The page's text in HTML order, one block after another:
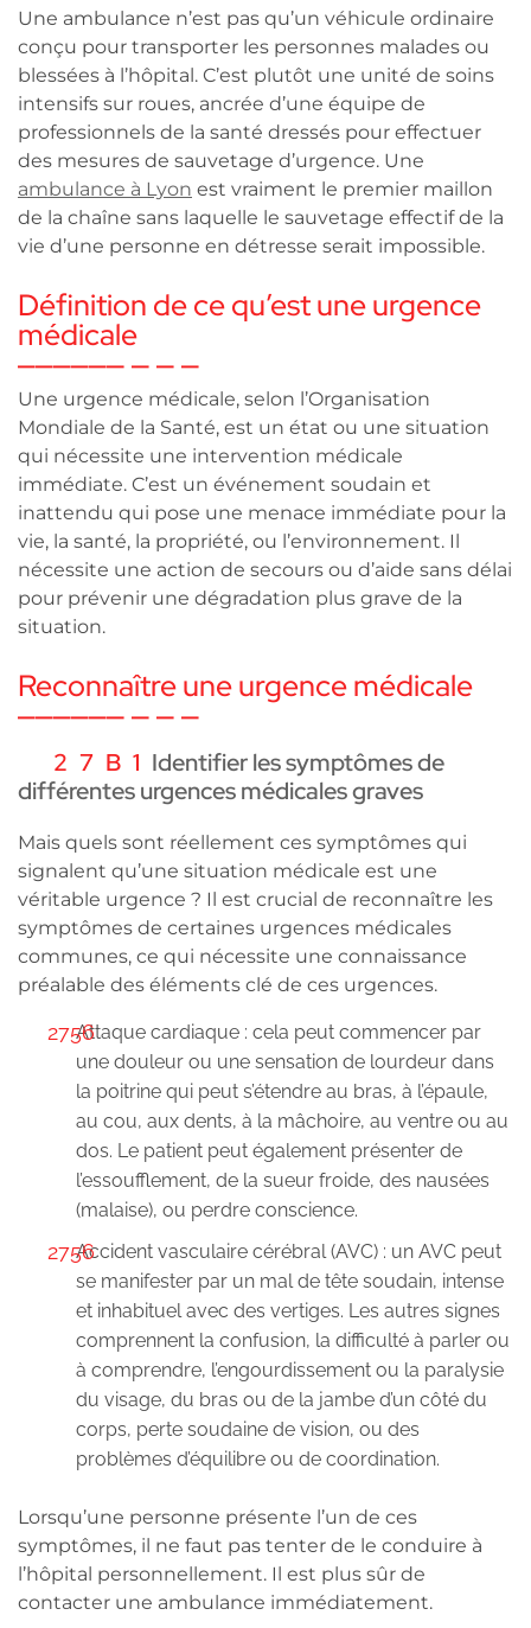
Une ambulance n’est pas qu’un véhicule ordinaire
conçu pour transporter les personnes malades ou
blessées à l’hôpital. C’est plutôt une unité de soins
intensifs sur roues, ancrée d’une équipe de
professionnels de la santé dressés pour effectuer
des mesures de sauvetage d’urgence. Une
ambulance à Lyon est vraiment le premier maillon
de la chaîne sans laquelle le sauvetage effectif de la
vie d’une personne en détresse serait impossible.
Définition de ce qu’est une urgence
médicale
Une urgence médicale, selon l’Organisation
Mondiale de la Santé, est un état ou une situation
qui nécessite une intervention médicale
immédiate. C’est un événement soudain et
inattendu qui pose une menace immédiate pour la
vie, la santé, la propriété, ou l’environnement. Il
nécessite une action de secours ou d’aide sans délai
pour prévenir une dégradation plus grave de la
situation.
Reconnaître une urgence médicale
Identifier les symptômes de
différentes urgences médicales graves
Mais quels sont réellement ces symptômes qui
signalent qu’une situation médicale est une
véritable urgence ? Il est crucial de reconnaître les
symptômes de certaines urgences médicales
communes, ce qui nécessite une connaissance
préalable des éléments clé de ces urgences.
Attaque cardiaque : cela peut commencer par
une douleur ou une sensation de lourdeur dans
la poitrine qui peut s’étendre au bras, à l’épaule,
au cou, aux dents, à la mâchoire, au ventre ou au
dos. Le patient peut également présenter de
l’essoufflement, de la sueur froide, des nausées
(malaise), ou perdre conscience.
Accident vasculaire cérébral (AVC) : un AVC peut
se manifester par un mal de tête soudain, intense
et inhabituel avec des vertiges. Les autres signes
comprennent la confusion, la difficulté à parler ou
à comprendre, l’engourdissement ou la paralysie
du visage, du bras ou de la jambe d’un côté du
corps, perte soudaine de vision, ou des
problèmes d’équilibre ou de coordination.
Lorsqu’une personne présente l’un de ces
symptômes, il ne faut pas tenter de le conduire à
l’hôpital personnellement. Il est plus sûr de
contacter une ambulance immédiatement.